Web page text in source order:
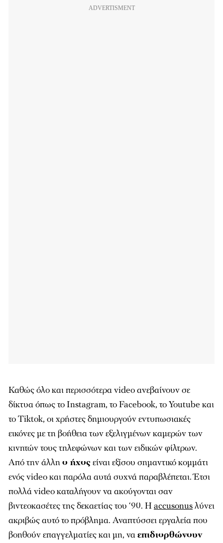
Καθώς όλο και περισσότερα video ανεβαίνουν σε
δίκτυα όπως το Instagram, το Facebook, το Youtube και
το Tiktok, οι χρήστες δημιουργούν εντυπωσιακές
εικόνες με τη βοήθεια των εξελιγμένων καμερών των
κινητών τους τηλεφώνων και των ειδικών φίλτρων.
Από την άλληο ήχοςείναι εξίσου σημαντικό κομμάτι
ενός video και παρόλα αυτά συχνά παραβλέπεται. Έτσι
πολλά video καταλήγουν να ακούγονται σαν
βιντεοκασέτες της δεκαετίας του ‘90. Ηaccusonusλύνει
ακριβώς αυτό το πρόβλημα. Αναπτύσσει εργαλεία που
βοηθούν επαγγελματίες και μη, ναεπιδιορθώνουν